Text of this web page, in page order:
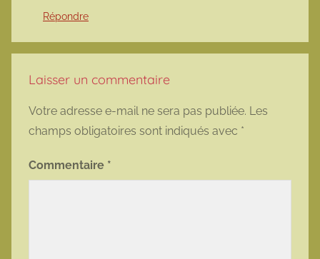
Répondre
Laisser un commentaire
Votre adresse e-mail ne sera pas publiée. Les
champs obligatoires sont indiqués avec *
Commentaire *